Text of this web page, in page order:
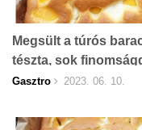
Megsült a túrós
tészta, sok
Gasztro 2023. 06. 10.